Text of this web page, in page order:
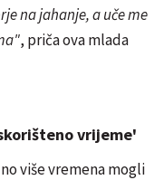
na jahanje, a uče me
, priča ova mlada
vrijeme'
više vremena mogli